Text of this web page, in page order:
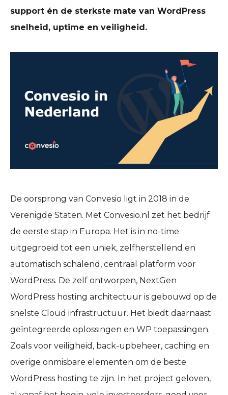
support én de sterkste mate van WordPress
snelheid, uptime en veiligheid.
De oorsprong van Convesio ligt in 2018 in de
Verenigde Staten. Met Convesio.nl zet het bedrijf
de eerste stap in Europa. Het is in no-time
uitgegroeid tot een uniek, zelfherstellend en
automatisch schalend, centraal platform voor
WordPress. De zelf ontworpen, NextGen
WordPress hosting architectuur is gebouwd op de
snelste Cloud infrastructuur. Het biedt daarnaast
geïntegreerde oplossingen en WP toepassingen.
Zoals voor veiligheid, back-upbeheer, caching en
overige onmisbare elementen om de beste
WordPress hosting te zijn. In het project geloven,